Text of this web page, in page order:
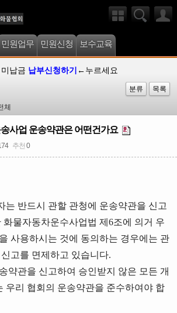
민원업무 민원신청 보수교육
납금 납부신청하기 ←누르세요
분류 목록
체
사업 운송약관은 어떤건가요
추천 0
는 반드시 관할 관청에 운송약관을 신고
화물자동차운수사업법 제6조에 의거 우
사용하시는 것에 동의하는 경우에는 관
고를 면제하고 있습니다.
약관을 신고하여 승인받지 않은 모든 개
우리 협회의 운송약관을 준수하여야 합